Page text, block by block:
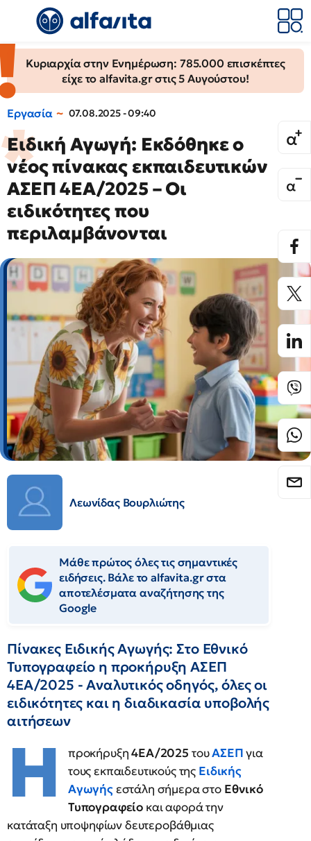
Κυριαρχία στην Ενημέρωση: 785.000 επισκέπτες
είχε το alfavita.gr στις 5 Αυγούστου!
Εργασία 07.08.2025 - 09:40
Ειδική Αγωγή: Εκδόθηκε ο
νέος πίνακας εκπαιδευτικών
ΑΣΕΠ 4ΕΑ/2025 – Οι
ειδικότητες που
περιλαμβάνονται
Λεωνίδας Βουρλιώτης
Μάθε πρώτος όλες τις σημαντικές
ειδήσεις. Βάλε το alfavita.gr στα
αποτελέσματα αναζήτησης της
Google
Πίνακες Ειδικής Αγωγής: Στο Εθνικό
Τυπογραφείο η προκήρυξη ΑΣΕΠ
4ΕΑ/2025 - Αναλυτικός οδηγός, όλες οι
ειδικότητες και η διαδικασία υποβολής
αιτήσεων
Η προκήρυξη4ΕΑ/2025 τουΑΣΕΠγια
τους εκπαιδευτικούς της Ειδικής
Αγωγήςεστάλη σήμερα στο Εθνικό
Τυπογραφείο και αφορά την
κατάταξη υποψηφίων δευτεροβάθμιας